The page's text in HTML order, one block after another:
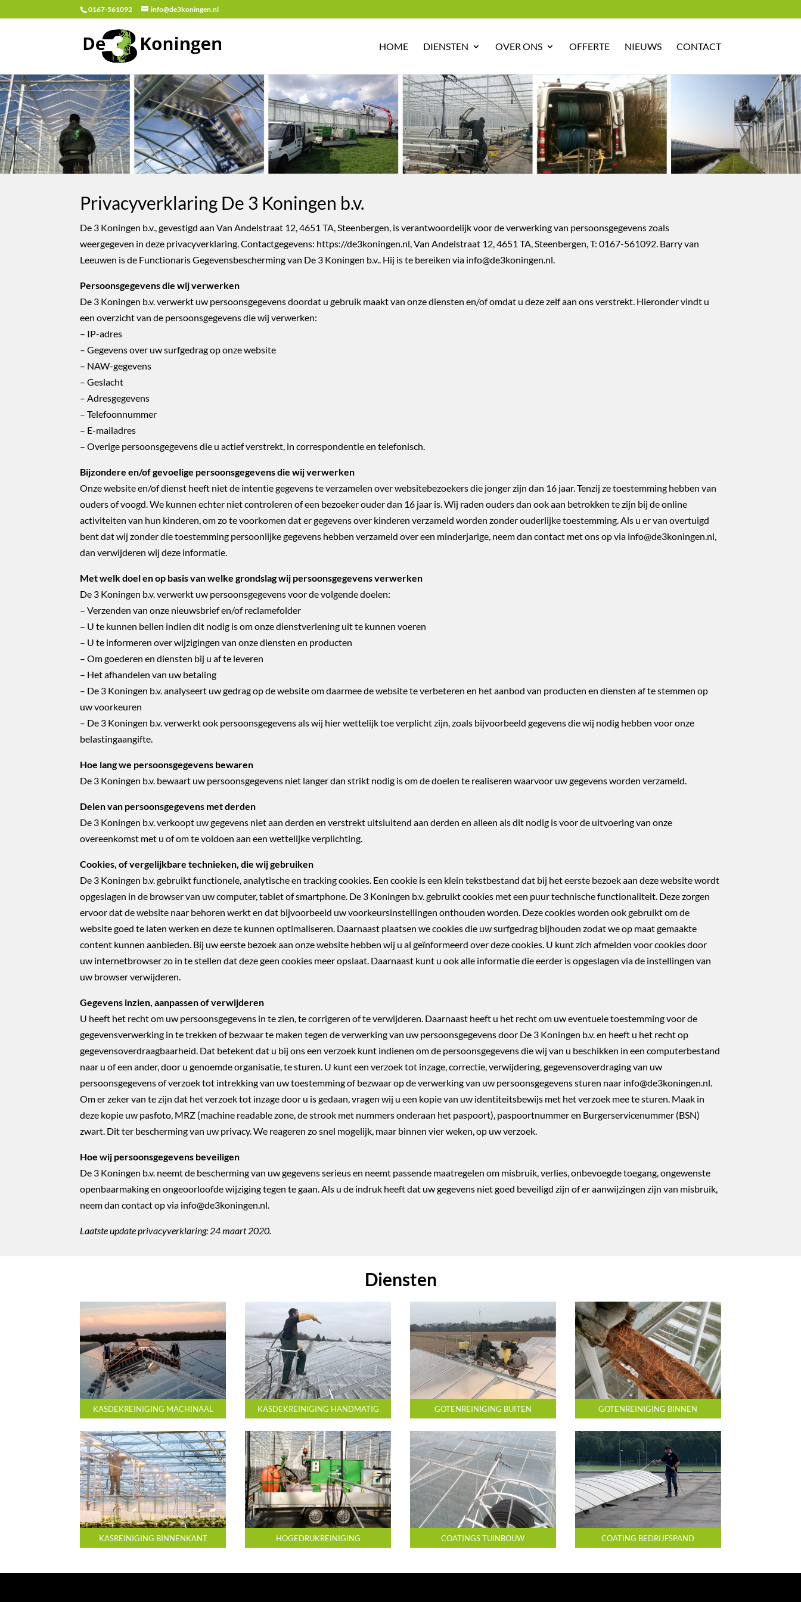
0167-561092 info@de3koningen.nl
HOME DIENSTEN OVER ONS OFFERTE NIEUWS CONTACT
Privacyverklaring De 3 Koningen b.v.
De 3 Koningen b.v., gevestigd aan Van Andelstraat 12, 4651 TA, Steenbergen, is verantwoordelijk voor de verwerking van persoonsgegevens zoals
weergegeven in deze privacyverklaring. Contactgegevens: https://de3koningen.nl, Van Andelstraat 12, 4651 TA, Steenbergen, T: 0167-561092. Barry van
Leeuwen is de Functionaris Gegevensbescherming van De 3 Koningen b.v.. Hij is te bereiken via info@de3koningen.nl.
Persoonsgegevens die wij verwerken
De 3 Koningen b.v. verwerkt uw persoonsgegevens doordat u gebruik maakt van onze diensten en/of omdat u deze zelf aan ons verstrekt. Hieronder vindt u
een overzicht van de persoonsgegevens die wij verwerken:
– IP-adres
– Gegevens over uw surfgedrag op onze website
– NAW-gegevens
– Geslacht
– Adresgegevens
– Telefoonnummer
– E-mailadres
– Overige persoonsgegevens die u actief verstrekt, in correspondentie en telefonisch.
Bijzondere en/of gevoelige persoonsgegevens die wij verwerken
Onze website en/of dienst heeft niet de intentie gegevens te verzamelen over websitebezoekers die jonger zijn dan 16 jaar. Tenzij ze toestemming hebben van
ouders of voogd. We kunnen echter niet controleren of een bezoeker ouder dan 16 jaar is. Wij raden ouders dan ook aan betrokken te zijn bij de online
activiteiten van hun kinderen, om zo te voorkomen dat er gegevens over kinderen verzameld worden zonder ouderlijke toestemming. Als u er van overtuigd
bent dat wij zonder die toestemming persoonlijke gegevens hebben verzameld over een minderjarige, neem dan contact met ons op via info@de3koningen.nl,
dan verwijderen wij deze informatie.
Met welk doel en op basis van welke grondslag wij persoonsgegevens verwerken
De 3 Koningen b.v. verwerkt uw persoonsgegevens voor de volgende doelen:
– Verzenden van onze nieuwsbrief en/of reclamefolder
– U te kunnen bellen indien dit nodig is om onze dienstverlening uit te kunnen voeren
– U te informeren over wijzigingen van onze diensten en producten
– Om goederen en diensten bij u af te leveren
– Het afhandelen van uw betaling
– De 3 Koningen b.v. analyseert uw gedrag op de website om daarmee de website te verbeteren en het aanbod van producten en diensten af te stemmen op
uw voorkeuren
– De 3 Koningen b.v. verwerkt ook persoonsgegevens als wij hier wettelijk toe verplicht zijn, zoals bijvoorbeeld gegevens die wij nodig hebben voor onze
belastingaangifte.
Hoe lang we persoonsgegevens bewaren
De 3 Koningen b.v. bewaart uw persoonsgegevens niet langer dan strikt nodig is om de doelen te realiseren waarvoor uw gegevens worden verzameld.
Delen van persoonsgegevens met derden
De 3 Koningen b.v. verkoopt uw gegevens niet aan derden en verstrekt uitsluitend aan derden en alleen als dit nodig is voor de uitvoering van onze
overeenkomst met u of om te voldoen aan een wettelijke verplichting.
Cookies, of vergelijkbare technieken, die wij gebruiken
De 3 Koningen b.v. gebruikt functionele, analytische en tracking cookies. Een cookie is een klein tekstbestand dat bij het eerste bezoek aan deze website wordt
opgeslagen in de browser van uw computer, tablet of smartphone. De 3 Koningen b.v. gebruikt cookies met een puur technische functionaliteit. Deze zorgen
ervoor dat de website naar behoren werkt en dat bijvoorbeeld uw voorkeursinstellingen onthouden worden. Deze cookies worden ook gebruikt om de
website goed te laten werken en deze te kunnen optimaliseren. Daarnaast plaatsen we cookies die uw surfgedrag bijhouden zodat we op maat gemaakte
content kunnen aanbieden. Bij uw eerste bezoek aan onze website hebben wij u al geïnformeerd over deze cookies. U kunt zich afmelden voor cookies door
uw internetbrowser zo in te stellen dat deze geen cookies meer opslaat. Daarnaast kunt u ook alle informatie die eerder is opgeslagen via de instellingen van
uw browser verwijderen.
Gegevens inzien, aanpassen of verwijderen
U heeft het recht om uw persoonsgegevens in te zien, te corrigeren of te verwijderen. Daarnaast heeft u het recht om uw eventuele toestemming voor de
gegevensverwerking in te trekken of bezwaar te maken tegen de verwerking van uw persoonsgegevens door De 3 Koningen b.v. en heeft u het recht op
gegevensoverdraagbaarheid. Dat betekent dat u bij ons een verzoek kunt indienen om de persoonsgegevens die wij van u beschikken in een computerbestand
naar u of een ander, door u genoemde organisatie, te sturen. U kunt een verzoek tot inzage, correctie, verwijdering, gegevensoverdraging van uw
persoonsgegevens of verzoek tot intrekking van uw toestemming of bezwaar op de verwerking van uw persoonsgegevens sturen naar info@de3koningen.nl.
Om er zeker van te zijn dat het verzoek tot inzage door u is gedaan, vragen wij u een kopie van uw identiteitsbewijs met het verzoek mee te sturen. Maak in
deze kopie uw pasfoto, MRZ (machine readable zone, de strook met nummers onderaan het paspoort), paspoortnummer en Burgerservicenummer (BSN)
zwart. Dit ter bescherming van uw privacy. We reageren zo snel mogelijk, maar binnen vier weken, op uw verzoek.
Hoe wij persoonsgegevens beveiligen
De 3 Koningen b.v. neemt de bescherming van uw gegevens serieus en neemt passende maatregelen om misbruik, verlies, onbevoegde toegang, ongewenste
openbaarmaking en ongeoorloofde wijziging tegen te gaan. Als u de indruk heeft dat uw gegevens niet goed beveiligd zijn of er aanwijzingen zijn van misbruik,
neem dan contact op via info@de3koningen.nl.
Laatste update privacyverklaring: 24 maart 2020.
Diensten
KASDEKREINIGING MACHINAAL KASDEKREINIGING HANDMATIG GOTENREINIGING BUITEN GOTENREINIGING BINNEN
KASREINIGING BINNENKANT HOGEDRUKREINIGING COATINGS TUINBOUW COATING BEDRIJFSPAND